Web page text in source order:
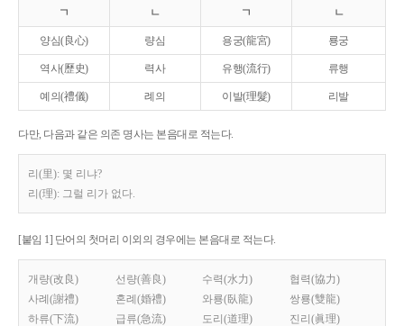
ㄱ ㄴ ㄱ ㄴ
양심(良心) 량심 용궁(龍宮) 룡궁
역사(歷史) 력사 유행(流行) 류행
예의(禮儀) 례의 이발(理髮) 리발
다만, 다음과 같은 의존 명사는 본음대로 적는다.
리(里): 몇 리냐?
리(理): 그럴 리가 없다.
[붙임 1] 단어의 첫머리 이외의 경우에는 본음대로 적는다.
개량(改良) 선량(善良) 수력(水力)
협력(協力)
사례(謝禮)
혼례(婚禮) 와룡(臥龍)
쌍룡(雙龍)
하류(下流)
급류(急流) 도리(道理) 진리(眞理)